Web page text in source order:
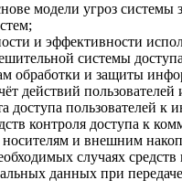
модели угроз системы
и эффективности
системы
обработки и защиты
действий
пользователей к
контроля доступа к
и внешним
случаях средств
данных при